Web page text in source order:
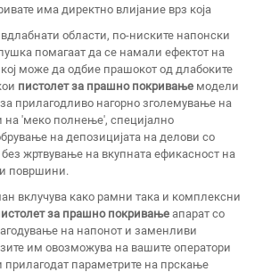
има директно влијание врз која
области, по-ниските напонски
помагаат да се намали ефектот на
кој може да одбие прашокот од длабоките
пистолет за прашно покривање модели
прилагодливо нагорно зголемување на
'меко полнење', специјално
на депозицијата на делови со
жртвување на вкупната ефикасност на
површини.
вклучува како рамни така и комплексни
за прашно покривање апарат со
на напонот и заменливи
им овозможува на вашите оператори
прилагодат параметрите на прскање